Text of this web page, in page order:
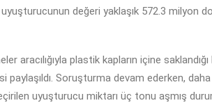
değeri yaklaşık 572.3 milyon
aracılığıyla plastik kapların içine
paylaşıldı. Soruşturma devam ederken,
uyuşturucu miktarı üç tonu aşmış